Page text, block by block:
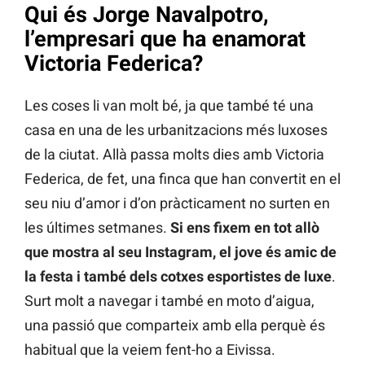
Qui és Jorge Navalpotro,
l’empresari que ha enamorat
Victoria Federica?
Les coses li van molt bé, ja que també té una
casa en una de les urbanitzacions més luxoses
de la ciutat. Allà passa molts dies amb Victoria
Federica, de fet, una finca que han convertit en el
seu niu d’amor i d’on pràcticament no surten en
les últimes setmanes. Si ens fixem en tot allò
que mostra al seu Instagram, el jove és amic de
la festa i també dels cotxes esportistes de luxe.
Surt molt a navegar i també en moto d’aigua,
una passió que comparteix amb ella perquè és
habitual que la veiem fent-ho a Eivissa.